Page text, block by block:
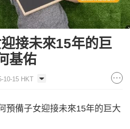
接未來15年的巨
基佑
10-15 HKT
預備子女迎接未來15年的巨大